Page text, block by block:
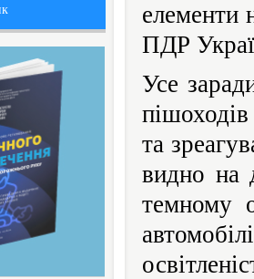
елементи
ПДР
Усе
та
видно на
темному